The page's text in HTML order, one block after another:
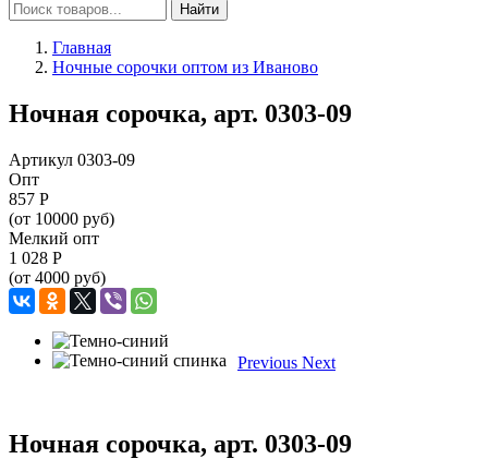
Найти
Главная
Ночные сорочки оптом из Иваново
Ночная сорочка, арт. 0303-09
Артикул 0303-09
Опт
857 Р
(от 10000 руб)
Мелкий опт
1 028 Р
(от 4000 руб)
Previous Next
Ночная сорочка, арт. 0303-09